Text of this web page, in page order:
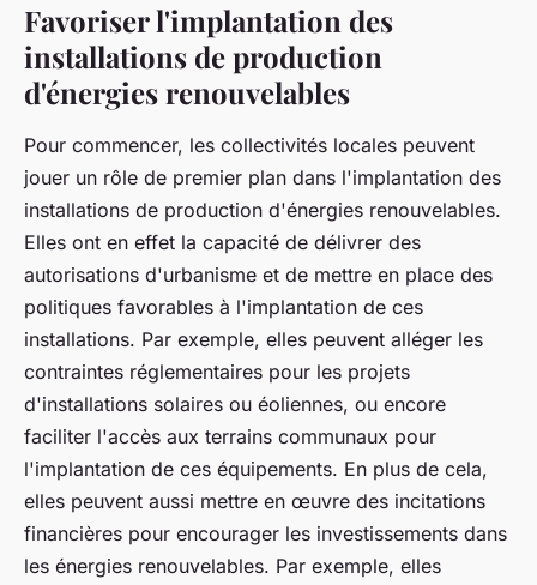
Favoriser l'implantation des
installations de production
d'énergies renouvelables
Pour commencer, les collectivités locales peuvent
jouer un rôle de premier plan dans l'implantation des
installations de production d'énergies renouvelables.
Elles ont en effet la capacité de délivrer des
autorisations d'urbanisme et de mettre en place des
politiques favorables à l'implantation de ces
installations. Par exemple, elles peuvent alléger les
contraintes réglementaires pour les projets
d'installations solaires ou éoliennes, ou encore
faciliter l'accès aux terrains communaux pour
l'implantation de ces équipements. En plus de cela,
elles peuvent aussi mettre en œuvre des incitations
financières pour encourager les investissements dans
les énergies renouvelables. Par exemple, elles